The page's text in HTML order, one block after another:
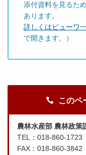
添付資料を見るた
あります。
詳しくはビューワ
で開きます。）
このペ
農林水産部 農林政策
TEL：018-860-1723
FAX：018-860-3842